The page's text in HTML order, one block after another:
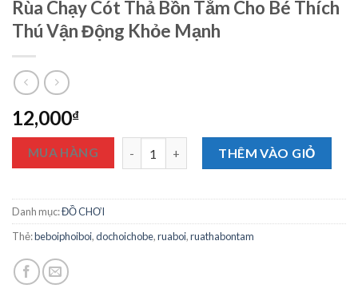
Rùa Chạy Cót Thả Bồn Tắm Cho Bé Thích
Thú Vận Động Khỏe Mạnh
12,000₫
MUA HÀNG Rùa Chạy Cót Thả Bồn Tắm Cho Bé Thích
THÊM VÀO GIỎ
Danh mục:ĐỒ CHƠI
Thẻ:beboiphoiboi,dochoichobe,ruaboi,ruathabontam